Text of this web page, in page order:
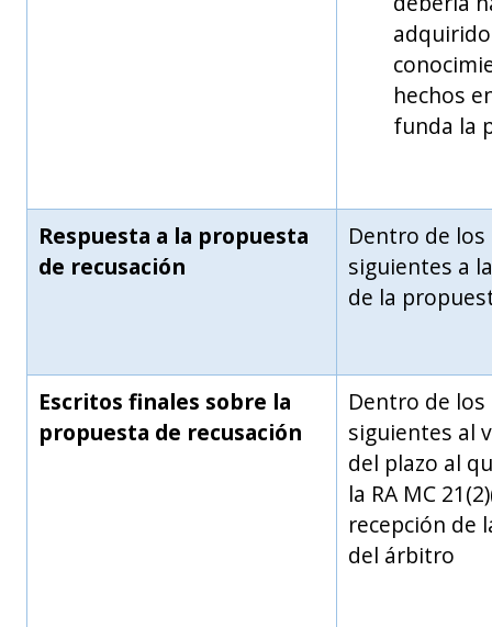
adquirido
hechos
funda la
Respuesta a la propuesta
de recusación
Dentro de los
siguientes a
de la
Escritos finales sobre la
propuesta de recusación
Dentro de los
siguientes al
del plazo al
la RA MC
recepción de
del árbitro